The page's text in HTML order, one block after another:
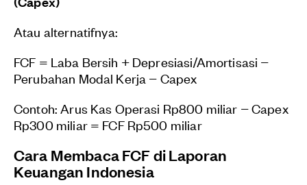
Atau alternatifnya:
FCF = Laba Bersih + Depresiasi/Amortisasi −
Perubahan Modal Kerja − Capex
Contoh: Arus Kas Operasi Rp800 miliar − Capex
Rp300 miliar = FCF Rp500 miliar
Cara Membaca FCF di Laporan
Keuangan Indonesia